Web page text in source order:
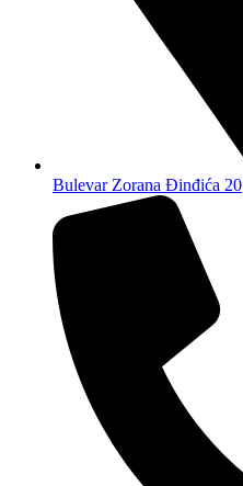
Bulevar Zorana Đinđića 20